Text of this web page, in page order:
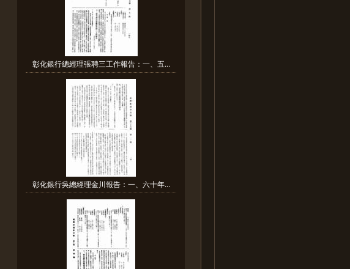
彰化銀行總經理張聘三工作報告：一、五...
彰化銀行吳總經理金川報告：一、六十年...